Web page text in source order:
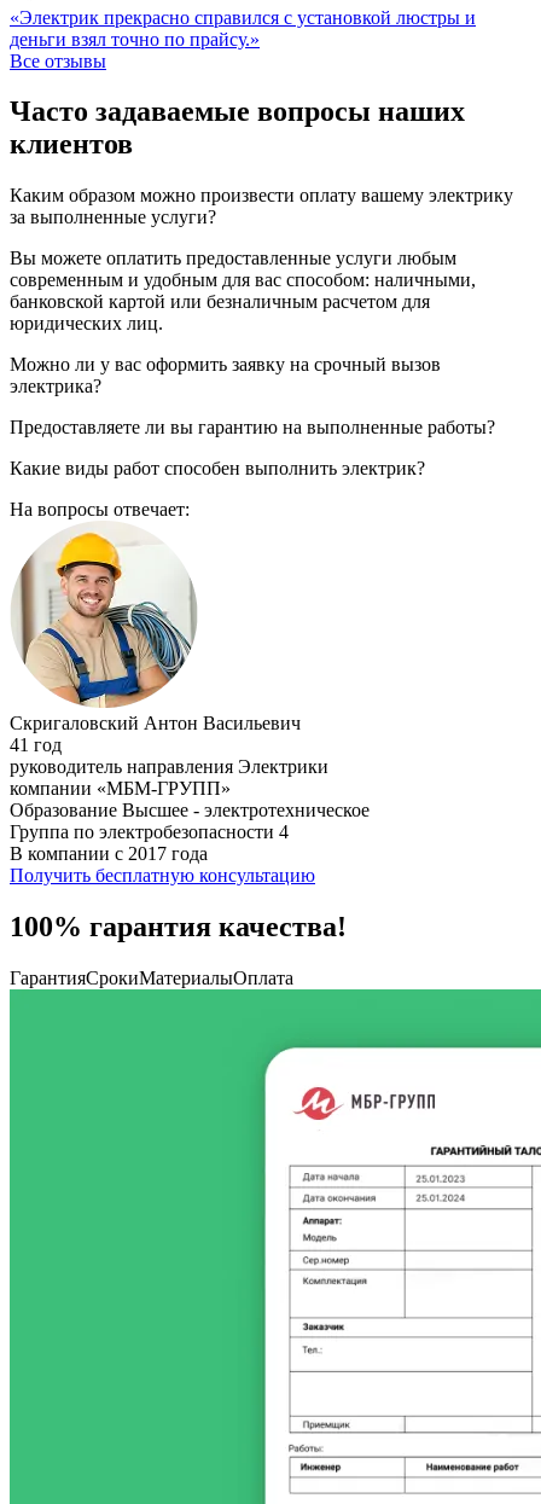
«Электрик прекрасно справился с установкой люстры и
деньги взял точно по прайсу.»
Все отзывы
Часто задаваемые вопросы наших
клиентов
Каким образом можно произвести оплату вашему электрику
за выполненные услуги?
Вы можете оплатить предоставленные услуги любым
современным и удобным для вас способом: наличными,
банковской картой или безналичным расчетом для
юридических лиц.
Можно ли у вас оформить заявку на срочный вызов
электрика?
Предоставляете ли вы гарантию на выполненные работы?
Какие виды работ способен выполнить электрик?
На вопросы отвечает:
Скригаловский Антон Васильевич
41 год
руководитель направления Электрики
компании «МБМ-ГРУПП»
Образование Высшее - электротехническое
Группа по электробезопасности 4
В компании с 2017 года
Получить бесплатную консультацию
100% гарантия качества!
ГарантияСрокиМатериалыОплата